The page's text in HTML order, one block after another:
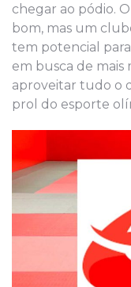
chegar ao pódio.
bom, mas um
tem potencial
em busca de mais
aproveitar tudo o
prol do esporte